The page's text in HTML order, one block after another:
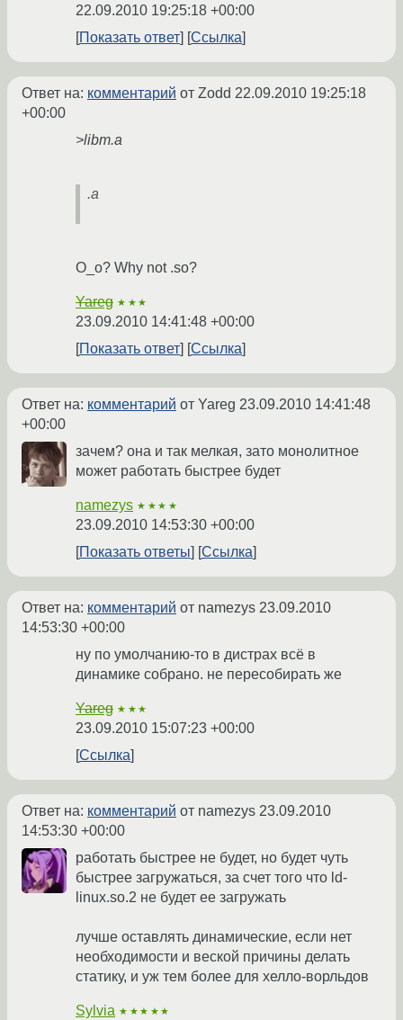
22.09.2010 19:25:18 +00:00
Показать ответ
Ссылка
Ответ на: комментарий от Zodd 22.09.2010 19:25:18
+00:00
>libm.a
.a
О_о? Why not .so?
Yareg ★★★
23.09.2010 14:41:48 +00:00
Показать ответ
Ссылка
Ответ на: комментарий от Yareg 23.09.2010 14:41:48
+00:00
зачем? она и так мелкая, зато монолитное
может работать быстрее будет
namezys ★★★★
23.09.2010 14:53:30 +00:00
Показать ответы
Ссылка
Ответ на: комментарий от namezys 23.09.2010
14:53:30 +00:00
ну по умолчанию-то в дистрах всё в
динамике собрано. не пересобирать же
Yareg ★★★
23.09.2010 15:07:23 +00:00
Ссылка
Ответ на: комментарий от namezys 23.09.2010
14:53:30 +00:00
работать быстрее не будет, но будет чуть
быстрее загружаться, за счет того что ld-
linux.so.2 не будет ее загружать
лучше оставлять динамические, если нет
необходимости и веской причины делать
статику, и уж тем более для хелло-ворльдов
Sylvia ★★★★★